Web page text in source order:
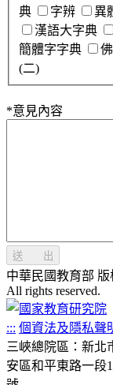
典
字辨 異
漢語大字典
簡體字字典
(二)
*意見內容
送 出
中華民國教育部 版
All rights reserved.
::: 個資法及隱私聲
三峽總院區：新北
安區和平東路一段